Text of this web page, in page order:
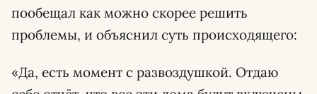
пообещал как можно скорее решить
проблемы, и объяснил суть происходящего:
«Да, есть момент с развоздушкой. Отдаю